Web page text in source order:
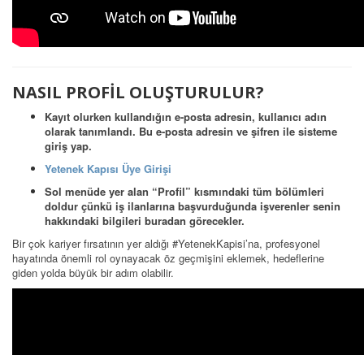
NASIL PROFİL OLUŞTURULUR?
Kayıt olurken kullandığın e-posta adresin, kullanıcı adın
olarak tanımlandı. Bu e-posta adresin ve şifren ile sisteme
giriş yap.
Yetenek Kapısı Üye Girişi
Sol menüde yer alan “Profil” kısmındaki tüm bölümleri
doldur çünkü iş ilanlarına başvurduğunda işverenler senin
hakkındaki bilgileri buradan görecekler.
Bir çok kariyer fırsatının yer aldığı #YetenekKapisi’na, profesyonel
hayatında önemli rol oynayacak öz geçmişini eklemek, hedeflerine
giden yolda büyük bir adım olabilir.